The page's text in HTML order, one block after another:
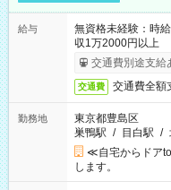
給与
無資格未経験：
収1万2000円以上
交通費別途支給
交通費 交通費全額
勤務地
東京都豊島区
巣鴨駅 / 目白駅 /
≪自宅からドア
します。